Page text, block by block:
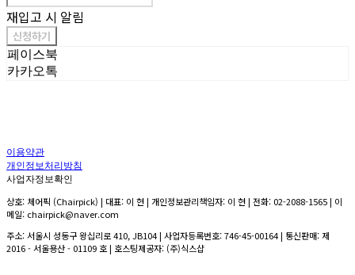
재입고 시 알림
신청하기
페이스북
카카오톡
이용약관
개인정보처리방침
사업자정보확인
상호: 체어픽 (Chairpick) | 대표: 이 현 | 개인정보관리책임자: 이 현 | 전화: 02-2088-1565 | 이
메일: chairpick@naver.com
주소: 서울시 성동구 왕십리로 410, JB104 | 사업자등록번호:746-45-00164| 통신판매:제
2016 - 서울용산 - 01109 호| 호스팅제공자: (주)식스샵